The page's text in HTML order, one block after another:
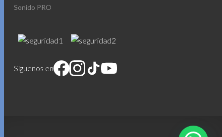
Sonido PRO
Síguenos en